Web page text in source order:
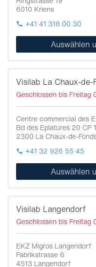
6010 Kriens
+41 41 318 00 30
Auswählen
Visilab La Chaux-de-
Geschlossen bis Freitag
Centre commercial des
Bd des Eplatures 20 CP
2300 La Chaux-de-
+41 32 926 55 45
Auswählen
Visilab Langendorf
Geschlossen bis Freitag
EKZ Migros Langendorf
Fabrikstrasse 6
4513 Langendorf